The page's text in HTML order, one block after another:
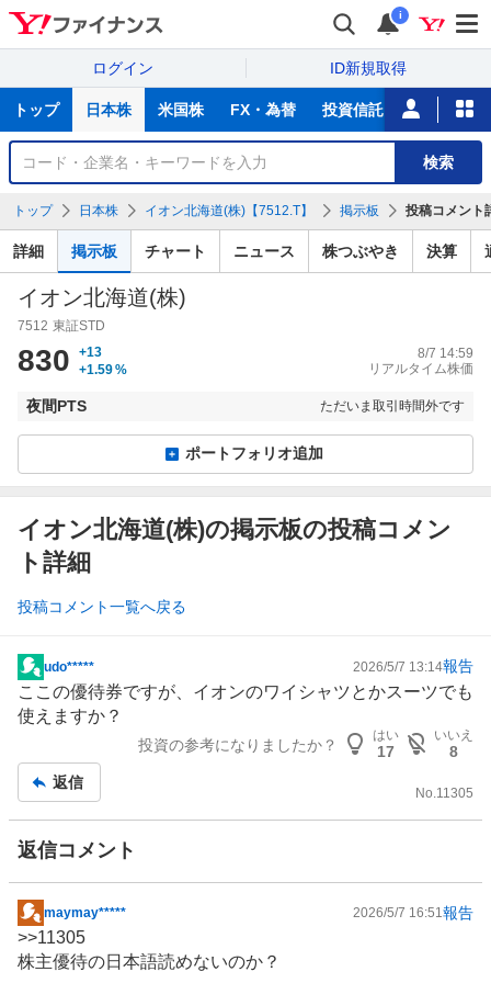
i
ログイン ID新規取得
サ
トップ 日本株 米国株 FX・為替 投資信託 ニュース
銘
検
索
検索
トップ 日本株 イオン北海道(株)【7512.T】 掲示板 投稿コメント
詳細 掲示板 チャート ニュース 株つぶやき 決算
イオン北海道(株)
7512 東証STD
830
+13
+1.59%
8/7 14:59
リアルタイム株価
夜間PTS ただいま取引時間外です
ポートフォリオ追加
イオン北海道(株)の掲示板の投稿コメン
ト詳細
投稿コメント一覧へ戻る
掲
示
板
udo***** 2026/5/7 13:14報告
ここの優待券ですが、 イオンのワイシャツとかスーツでも
使えますか？
投資の参考になりましたか？
はい
17
いいえ
8
返信
No.11305
返信コメント
掲
示
板
maymay***** 2026/5/7 16:51報告
>>11305
株主優待の日本語読めないのか？